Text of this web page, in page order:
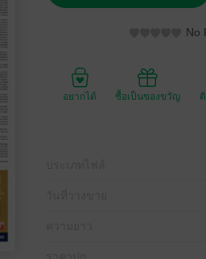
No
อยากได้ ซื้อเป็นของขวัญ